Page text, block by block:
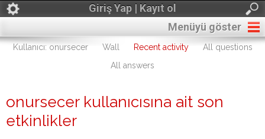
Giriş Yap | Kayıt ol
Menüyü göster
Kullanıcı: onursecer Wall Recent activity
All questions
All answers
onursecer kullanıcısına ait son
etkinlikler